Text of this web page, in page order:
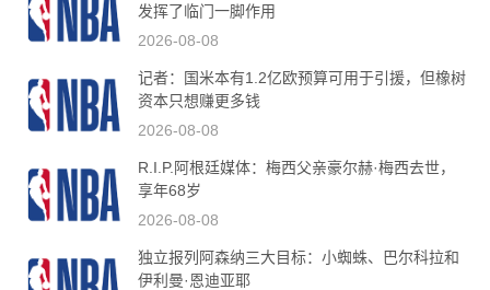
发挥了临门一脚作用
2026-08-08
记者：国米本有1.2亿欧预算可用于引援，但橡树
资本只想赚更多钱
2026-08-08
R.I.P.阿根廷媒体：梅西父亲豪尔赫·梅西去世，
享年68岁
2026-08-08
独立报列阿森纳三大目标：小蜘蛛、巴尔科拉和
伊利曼·恩迪亚耶